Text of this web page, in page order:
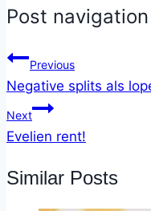
Post navigation
Previous
Negative splits als
Next
Evelien rent!
Similar Posts